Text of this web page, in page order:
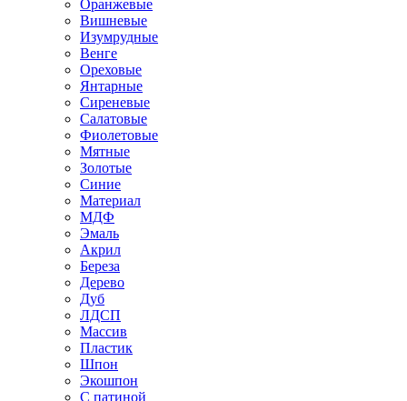
Оранжевые
Вишневые
Изумрудные
Венге
Ореховые
Янтарные
Сиреневые
Салатовые
Фиолетовые
Мятные
Золотые
Синие
Материал
МДФ
Эмаль
Акрил
Береза
Дерево
Дуб
ЛДСП
Массив
Пластик
Шпон
Экошпон
С патиной